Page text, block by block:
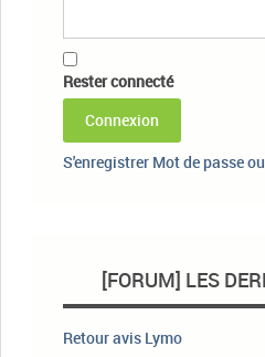
Rester connecté
Connexion
S'enregistrer Mot de passe
[FORUM] LES
Retour avis Lymo